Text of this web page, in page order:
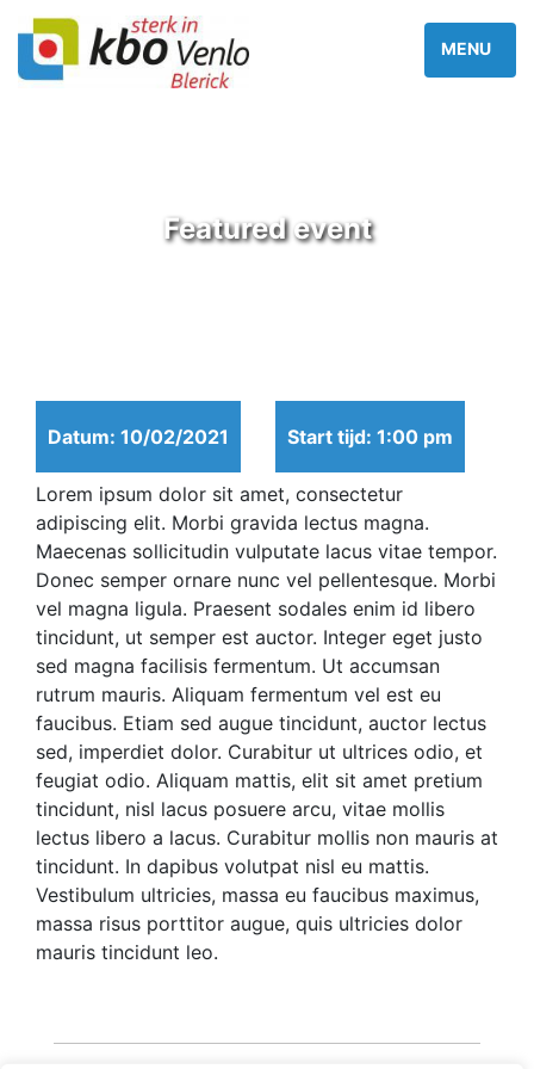
Featured event
Datum: 10/02/2021 Start tijd: 1:00 pm
Lorem ipsum dolor sit amet, consectetur
adipiscing elit. Morbi gravida lectus magna.
Maecenas sollicitudin vulputate lacus vitae tempor.
Donec semper ornare nunc vel pellentesque. Morbi
vel magna ligula. Praesent sodales enim id libero
tincidunt, ut semper est auctor. Integer eget justo
sed magna facilisis fermentum. Ut accumsan
rutrum mauris. Aliquam fermentum vel est eu
faucibus. Etiam sed augue tincidunt, auctor lectus
sed, imperdiet dolor. Curabitur ut ultrices odio, et
feugiat odio. Aliquam mattis, elit sit amet pretium
tincidunt, nisl lacus posuere arcu, vitae mollis
lectus libero a lacus. Curabitur mollis non mauris at
tincidunt. In dapibus volutpat nisl eu mattis.
Vestibulum ultricies, massa eu faucibus maximus,
massa risus porttitor augue, quis ultricies dolor
mauris tincidunt leo.